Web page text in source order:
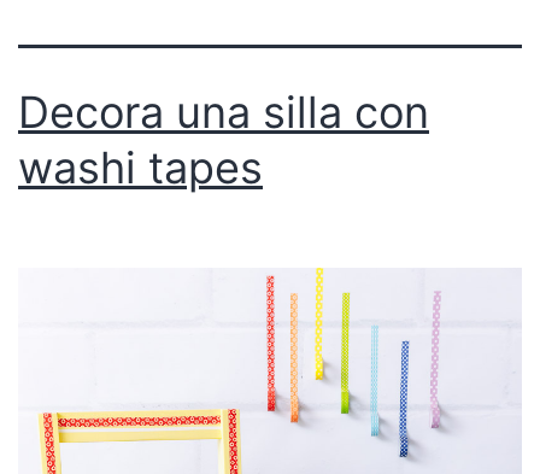
Decora una silla con
washi tapes